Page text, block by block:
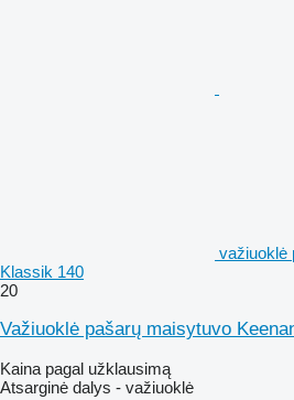
važiuoklė
Klassik 140
20
Važiuoklė pašarų maisytuvo
Kaina pagal užklausimą
Atsarginė dalys - važiuoklė